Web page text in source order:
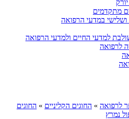
מתקדמים
ושלישי במדעי הרפואה
למדעי החיים ולמדעי הרפואה
לרפואה
לרפואה » החוגים הקליניים » החוגים
נמרץ